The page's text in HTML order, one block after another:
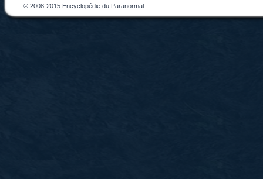
© 2008-2015 Encyclopédie du Paranormal